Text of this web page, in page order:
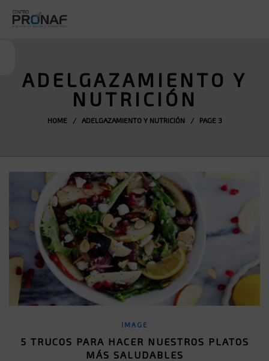
ADELGAZAMIENTO Y
NUTRICIÓN
HOME/ ADELGAZAMIENTO Y NUTRICIÓN/ PAGE 3
IMAGE
5 TRUCOS PARA HACER NUESTROS PLATOS
MÁS SALUDABLES